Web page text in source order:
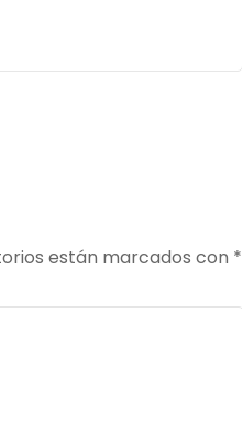
están marcados con *